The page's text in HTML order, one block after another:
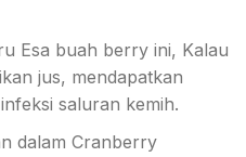
Esa buah berry ini, Kalau
jus, mendapatkan
saluran kemih.
dalam Cranberry